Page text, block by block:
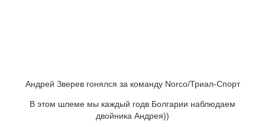
Андрей Зверев гонялся за команду Norco/Триал-Спорт
В этом шлеме мы каждый годв Болгарии наблюдаем
двойника Андрея))